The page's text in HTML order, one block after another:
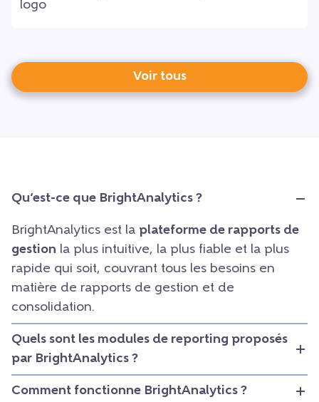
Voir tous
Qu’est-ce que BrightAnalytics ?
BrightAnalytics est la plateforme de rapports de
gestion la plus intuitive, la plus fiable et la plus
rapide qui soit, couvrant tous les besoins en
matière de rapports de gestion et de
consolidation.
Quels sont les modules de reporting proposés
par BrightAnalytics ?
Comment fonctionne BrightAnalytics ?